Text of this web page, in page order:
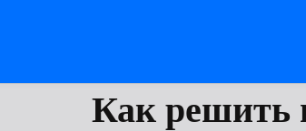
Как решить